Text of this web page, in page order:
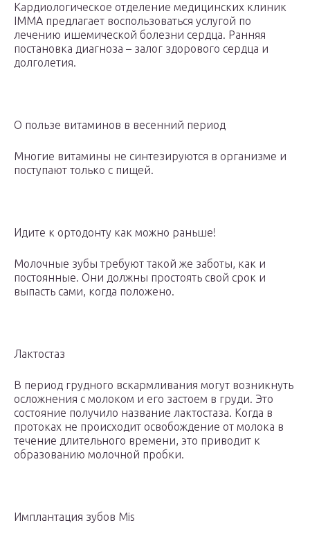
Кардиологическое отделение медицинских клиник
IMMA предлагает воспользоваться услугой по
лечению ишемической болезни сердца. Ранняя
постановка диагноза – залог здорового сердца и
долголетия.
О пользе витаминов в весенний период
Многие витамины не синтезируются в организме и
поступают только с пищей.
Идите к ортодонту как можно раньше!
Молочные зубы требуют такой же заботы, как и
постоянные. Они должны простоять свой срок и
выпасть сами, когда положено.
Лактостаз
В период грудного вскармливания могут возникнуть
осложнения с молоком и его застоем в груди. Это
состояние получило название лактостаза. Когда в
протоках не происходит освобождение от молока в
течение длительного времени, это приводит к
образованию молочной пробки.
Имплантация зубов Mis